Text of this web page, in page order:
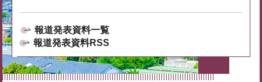
報道発表資料一覧
報道発表資料RSS